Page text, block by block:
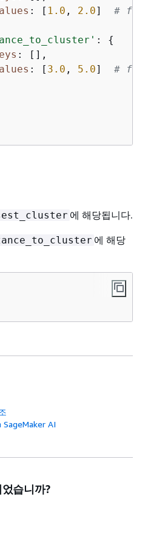
: [ 1.0 , 2.0] #
: {
: [],
: [ 3.0 , 5.0] #
에 해당됩니다.
에 해당
SageMaker AI
습니까?